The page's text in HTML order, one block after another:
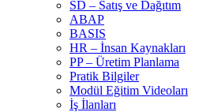
SD – Satış ve Dağıtım
ABAP
BASIS
HR – İnsan Kaynakları
PP – Üretim Planlama
Pratik Bilgiler
Modül Eğitim Videoları
İş İlanları